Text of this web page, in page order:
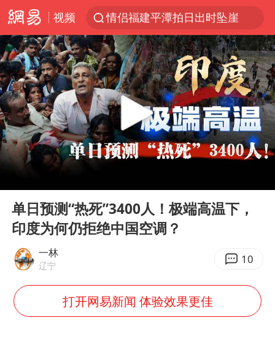
视频
情侣福建平潭拍日出时坠崖
浙江上海等地有大雨或暴雨
光影经济撬动暑期消费新蓝海
《欢迎来龙餐馆》口碑
西湖突现狂风暴雨 游客瞬间被浇透
视频丨中国东方电气集团原党组副书记、董事宋致远被查
“不怕六爷挂得多 就怕六爷挂一颗”
直击东北超：哈尔滨vs通辽
永和豆浆创始人林炳生去世
香港宏福苑火灾或由烟头引起
Play
单日预测“热死”3400人！极端高温下，
印度为何仍拒绝中国空调？
一林
辽宁 10
打开网易新闻 体验效果更佳